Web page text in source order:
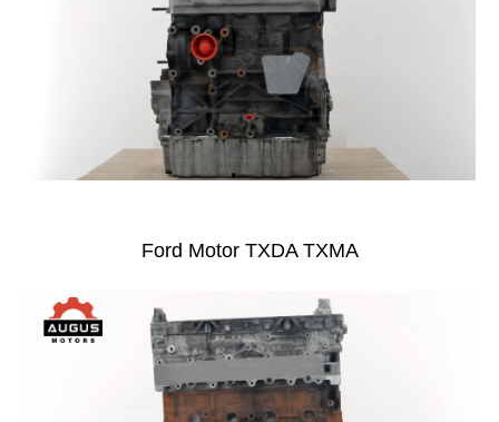
Ford Motor TXDA TXMA